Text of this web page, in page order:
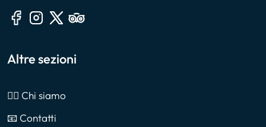
Altre sezioni
🙎‍♂️ Chi siamo
📧 Contatti